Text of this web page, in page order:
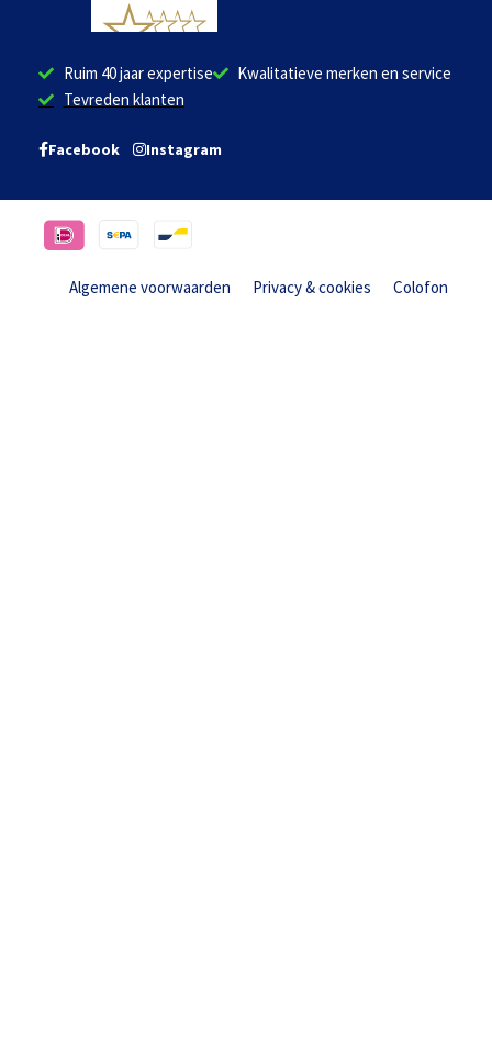
Ruim 40 jaar expertise
Kwalitatieve merken en service
Tevreden klanten
Facebook Instagram
Algemene voorwaarden Privacy & cookies Colofon